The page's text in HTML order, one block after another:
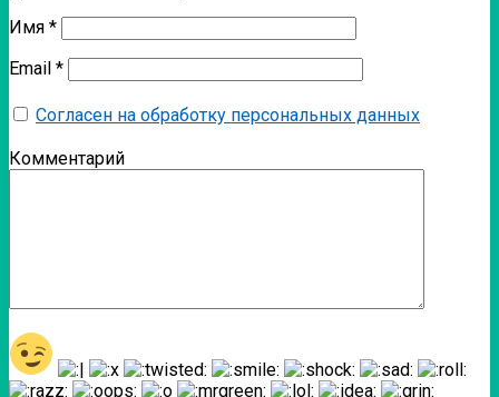
Имя *
Email *
Согласен на обработку персональных данных
Комментарий